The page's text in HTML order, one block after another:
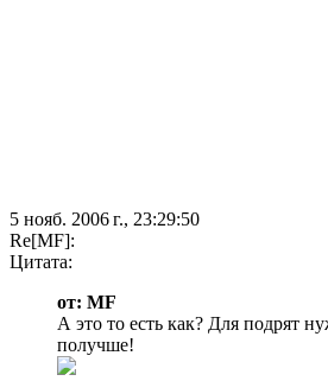
5 нояб. 2006 г., 23:29:50
Re[MF]:
Цитата:
от: MF
А это то есть как? Для подрят
получше!